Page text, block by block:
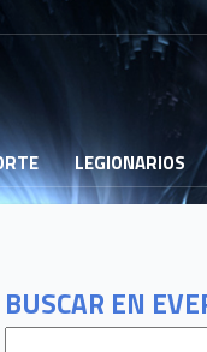
LEGIONARIOS
BUSCAR EN